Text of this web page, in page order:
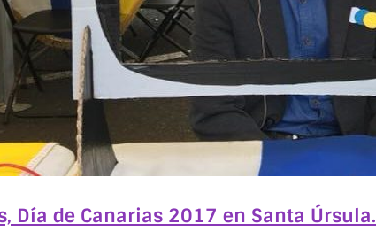
Día de Canarias 2017 en Santa Úrsula.